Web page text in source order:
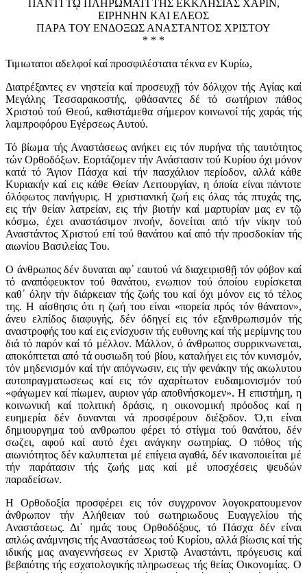
ΠΑΝΤΙ Τῼ ΠΛΗΡΩΜΑΤΙ ΤΗΣ ΕΚΚΛΗΣΙΑΣ ΧΑΡΙΝ,
ΕΙΡΗΝΗΝ ΚΑΙ EΛΕΟΣ
ΠΑΡΑ ΤΟΥ ΕΝΔΟΞΩΣ ΑΝΑΣΤΑΝΤΟΣ ΧΡΙΣΤΟΥ
* * *
Τιμιωτατοι αδελφοί καί προσφιλέστατα τέκνα εν Κυρίω,
Διατρέξαντες εν νηστεία καί προσευχῇ τόν δόλιχον τής Αγίας καί
Μεγάλης Τεσσαρακοστής, φθάσαντες δέ τό σωτήριον πάθος
Χριστού τού Θεού, καθιστάμεθα σήμερον κοινωνοί τής χαράς τής
λαμπροφόρου Εγέρσεως Αυτού.
Τό βίωμα τής Αναστάσεως ανήκει εις τόν πυρήνα τής ταυτότητος
τών Ορθοδόξων. Εορτάζομεν τήν Ανάστασιν τού Κυρίου όχι μόνον
κατά τό Άγιον Πάσχα καί τήν πασχάλιον περίοδον, αλλά κάθε
Κυριακήν καί εις κάθε Θείαν Λειτουργίαν, η όποία είναι πάντοτε
όλόφωτος πανήγυρις. Η χριστιανική ζωή εις όλας τάς πτυχάς της,
εις τήν θείαν λατρείαν, εις τήν βιοτήν καί μαρτυρίαν μας εν τῷ
κόσμω, έχει αναστάσιμον πνοήν, δονείται από τήν νίκην τού
Αναστάντος Χριστού επί τού θανάτου καί από τήν προσδοκίαν τής
αιωνίου Βασιλείας Του.
Ο άνθρωπος δέν δυναται αφ᾿ εαυτού νά διαχειρισθῇ τόν φόβον καί
τό αναπόφευκτον τού θανάτου, ενωπιον τού όποίου ευρίσκεται
καθ᾿ όλην τήν διάρκειαν τής ζωής του καί όχι μόνον εις τό τέλος
της. Η αίσθησις ότι η ζωή του είναι «πορεία πρός τόν θάνατον»,
άνευ ελπίδος διαφυγής, δέν όδηγεί εις τόν εξανθρωπισμόν τής
αναστροφής του καί εις ενίσχυσιν τής ευθυνης καί τής μερίμνης του
διά τό παρόν καί τό μέλλον. Μάλλον, ό άνθρωπος συρρικνωνεται,
αποκόπτεται από τά ουσιωδη τού βίου, καταλήγει εις τόν κυνισμόν,
τόν μηδενισμόν καί τήν απόγνωσιν, εις τήν φενάκην τής ακωλυτου
αυτοπραγματωσεως καί εις τόν αχαρίτωτον ευδαιμονισμόν τού
«φάγωμεν καί πίωμεν, αυριον γάρ αποθνήσκομεν». Η επιστήμη, η
κοινωνική καί πολιτική δράσις, η οικονομική πρόοδος καί η
ευημερία δέν δυνανται νά προσφέρουν διέξοδον. Ό,τι είναι
δημιουργημα τού ανθρωπου φέρει τό στίγμα τού θανάτου, δέν
σωζει, αφού καί αυτό έχει ανάγκην σωτηρίας. Ο πόθος τής
αιωνιότητος δέν καλυπτεται μέ επίγεια αγαθά, δέν ικανοποιείται μέ
τήν παράτασιν τής ζωής μας καί μέ υποσχέσεις ψευδών
παραδείσων.
Η Ορθοδοξία προσφέρει εις τόν συγχρονον λογοκρατουμενον
άνθρωπον τήν Αλήθειαν τού σωτηριωδους Ευαγγελίου τής
Αναστάσεως. Δι᾿ ημάς τους Ορθοδόξους, τό Πάσχα δέν είναι
απλώς ανάμνησις τής Αναστάσεως τού Κυρίου, αλλά βίωσις καί τής
ιδικής μας αναγεννήσεως εν Χριστῷ Αναστάντι, πρόγευσις καί
βεβαιότης τής εσχατολογικής πληρωσεως τής θείας Οικονομίας. Ο